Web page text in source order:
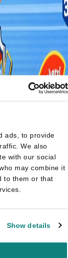
ads, to provide
We also
with our social
may combine it
to them or that
Show details